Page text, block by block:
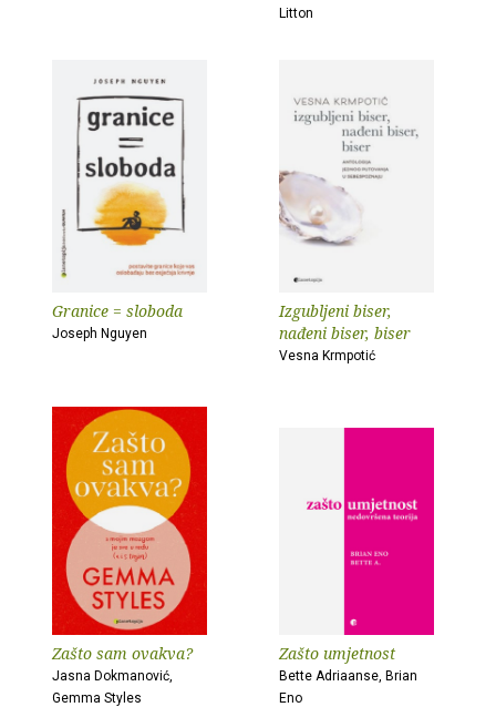
Litton
Granice = sloboda
Joseph Nguyen
Izgubljeni biser,
nađeni biser, biser
Vesna Krmpotić
Zašto sam ovakva?
Jasna Dokmanović,
Gemma Styles
Zašto umjetnost
Bette Adriaanse, Brian
Eno